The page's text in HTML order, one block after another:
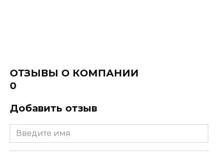
ОТЗЫВЫ О КОМПАНИИ
0
Добавить отзыв